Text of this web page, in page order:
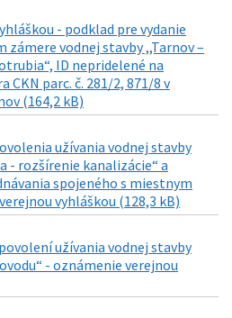
- podklad pre vydanie
vodnej stavby ,,Tarnov –
ID nepridelené na
parc. č. 281/2, 871/8 v
(164,2 kB)
užívania vodnej stavby
- rozšírenie kanalizácie“ a
spojeného s miestnym
vyhláškou (128,3 kB)
užívania vodnej stavby
- oznámenie verejnou